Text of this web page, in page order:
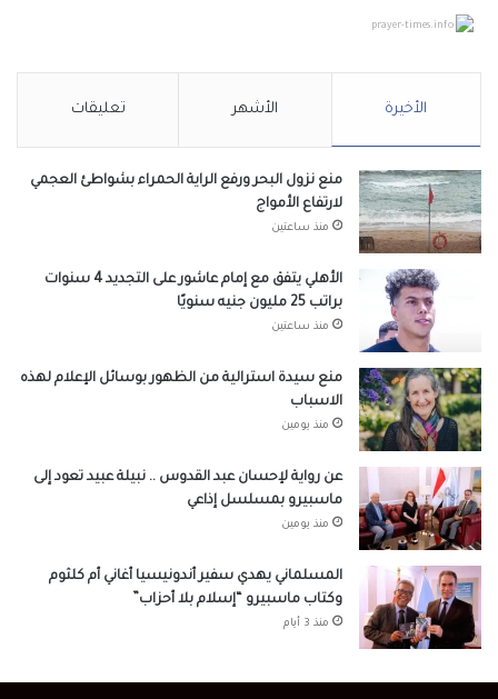
prayer-times.info
الأخيرة الأشهر تعليقات
منع نزول البحر ورفع الراية الحمراء بشواطئ العجمي
لارتفاع الأمواج
منذ ساعتين
الأهلي يتفق مع إمام عاشور على التجديد 4 سنوات
براتب 25 مليون جنيه سنويًا
منذ ساعتين
منع سيدة استرالية من الظهور بوسائل الإعلام لهذه
الاسباب
منذ يومين
عن رواية لإحسان عبد القدوس .. نبيلة عبيد تعود إلى
ماسبيرو بمسلسل إذاعي
منذ يومين
المسلماني يهدي سفير أندونيسيا أغاني أم كلثوم
وكتاب ماسبيرو “إسلام بلا أحزاب”
منذ 3 أيام